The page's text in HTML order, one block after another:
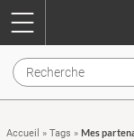
Accueil » Tags » Mes